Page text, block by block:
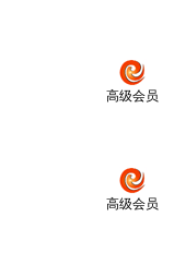
高级会员
高级会员